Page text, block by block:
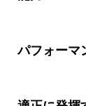
パフォーマ